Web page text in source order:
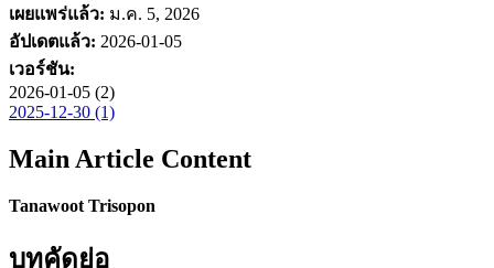
เผยแพร่แล้ว: ม.ค. 5, 2026
อัปเดตแล้ว: 2026-01-05
เวอร์ชัน:
2026-01-05 (2)
2025-12-30 (1)
Main Article Content
Tanawoot Trisopon
บทคัดย่อ